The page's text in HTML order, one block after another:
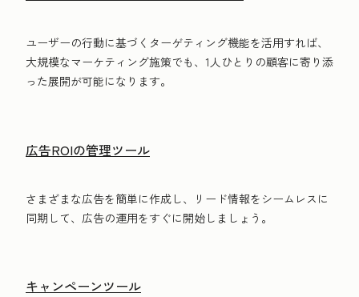
ユーザーの行動に基づくターゲティング機能を活用すれば、
大規模なマーケティング施策でも、1人ひとりの顧客に寄り添
った展開が可能になります。
広告ROIの管理ツール
さまざまな広告を簡単に作成し、リード情報をシームレスに
同期して、広告の運用をすぐに開始しましょう。
キャンペーンツール